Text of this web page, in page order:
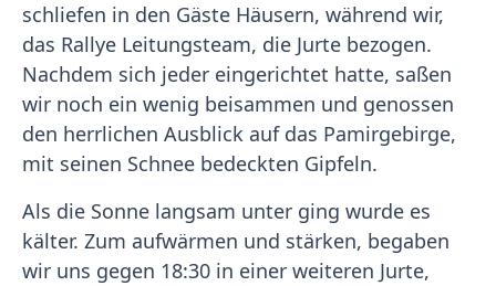
schliefen in den Gäste Häusern, während wir,
das Rallye Leitungsteam, die Jurte bezogen.
Nachdem sich jeder eingerichtet hatte, saßen
wir noch ein wenig beisammen und genossen
den herrlichen Ausblick auf das Pamirgebirge,
mit seinen Schnee bedeckten Gipfeln.
Als die Sonne langsam unter ging wurde es
kälter. Zum aufwärmen und stärken, begaben
wir uns gegen 18:30 in einer weiteren Jurte,